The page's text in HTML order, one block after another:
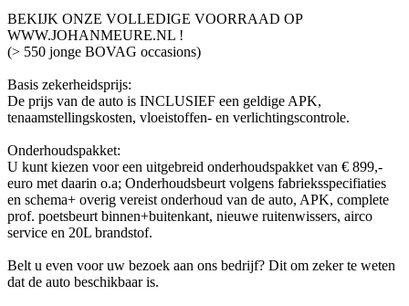
BEKIJK ONZE VOLLEDIGE VOORRAAD OP
WWW.JOHANMEURE.NL !
(> 550 jonge BOVAG occasions)
Basis zekerheidsprijs:
De prijs van de auto is INCLUSIEF een geldige APK,
tenaamstellingskosten, vloeistoffen- en verlichtingscontrole.
Onderhoudspakket:
U kunt kiezen voor een uitgebreid onderhoudspakket van € 899,-
euro met daarin o.a; Onderhoudsbeurt volgens fabrieksspecifiaties
en schema+ overig vereist onderhoud van de auto, APK, complete
prof. poetsbeurt binnen+buitenkant, nieuwe ruitenwissers, airco
service en 20L brandstof.
Belt u even voor uw bezoek aan ons bedrijf? Dit om zeker te weten
dat de auto beschikbaar is.